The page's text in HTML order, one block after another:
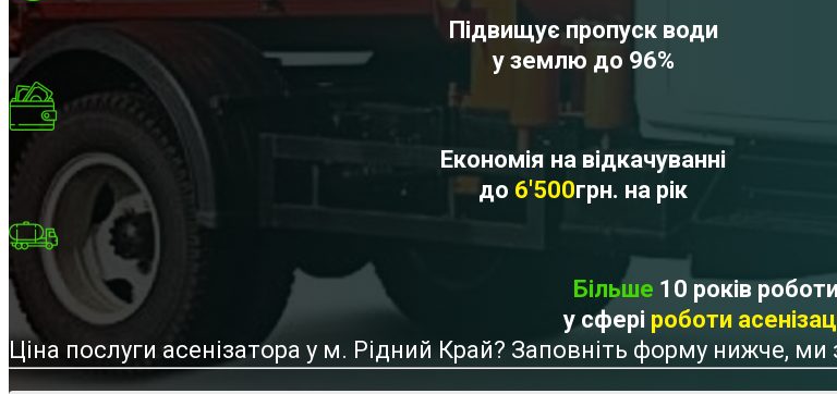
Підвищує пропуск води
у землю до 96%
Економія на відкачуванні
до 6'500грн. на рік
Більше 10 років роботи
у сфері роботи
Ціна послуги асенізатора у м. Рідний Край? Заповніть форму нижче,